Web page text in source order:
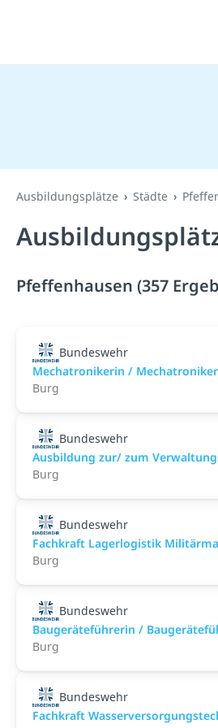
Ausbildungsplätze Städte
Pfeffenhausen (357
Bundeswehr
Mechatronikerin /
Burg
Bundeswehr
Ausbildung zur/ zum
Burg
Bundeswehr
Fachkraft Lagerlogistik
Burg
Bundeswehr
Baugeräteführerin /
Burg
Bundeswehr
Fachkraft